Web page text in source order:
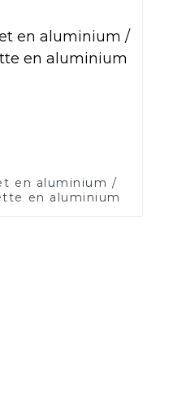
en aluminium /
en aluminium